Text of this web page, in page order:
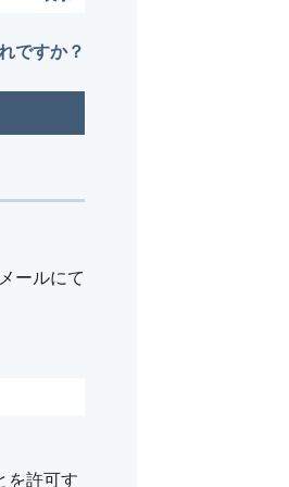
ですか？
ールにて
を許可す